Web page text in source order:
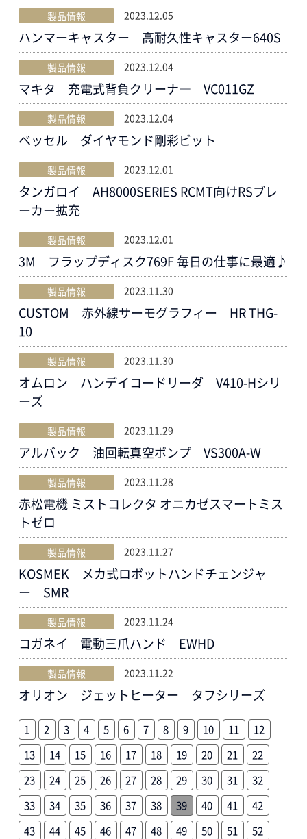
製品情報 2023.12.05
ハンマーキャスター 高耐久性キャスター640S
製品情報 2023.12.04
マキタ 充電式背負クリーナ― VC011GZ
製品情報 2023.12.04
ベッセル ダイヤモンド剛彩ビット
製品情報 2023.12.01
タンガロイ AH8000SERIES RCMT向けRSブレ
ーカー拡充
製品情報 2023.12.01
3M フラップディスク769F 毎日の仕事に最適♪
製品情報 2023.11.30
CUSTOM 赤外線サーモグラフィー HR THG-
10
製品情報 2023.11.30
オムロン ハンデイコードリーダ V410-Hシリ
ーズ
製品情報 2023.11.29
アルバック 油回転真空ポンプ VS300A-W
製品情報 2023.11.28
赤松電機 ミストコレクタ オニカゼスマートミス
トゼロ
製品情報 2023.11.27
KOSMEK メカ式ロボットハンドチェンジャ
ー SMR
製品情報 2023.11.24
コガネイ 電動三爪ハンド EWHD
製品情報 2023.11.22
オリオン ジェットヒーター タフシリーズ
1 2 3 4 5 6 7 8 9 10 11
12
13
14 15 16 17 18 19 20 21
22
23
24 25 26 27 28 29 30 31
32
33
34 35 36 37 38 39 40 41
42
43
44 45 46 47 48 49 50 51
52